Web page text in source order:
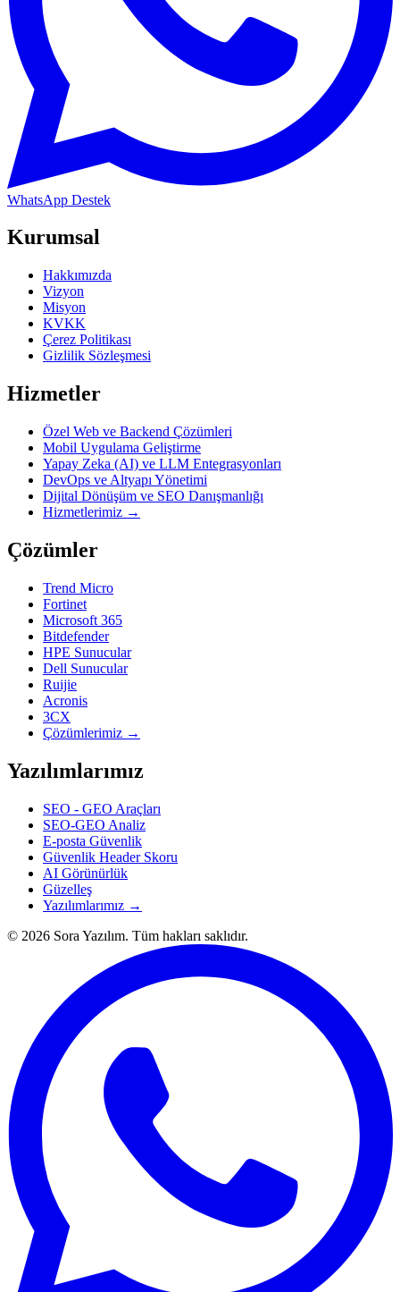
WhatsApp Destek
Kurumsal
Hakkımızda
Vizyon
Misyon
KVKK
Çerez Politikası
Gizlilik Sözleşmesi
Hizmetler
Özel Web ve Backend Çözümleri
Mobil Uygulama Geliştirme
Yapay Zeka (AI) ve LLM Entegrasyonları
DevOps ve Altyapı Yönetimi
Dijital Dönüşüm ve SEO Danışmanlığı
Hizmetlerimiz →
Çözümler
Trend Micro
Fortinet
Microsoft 365
Bitdefender
HPE Sunucular
Dell Sunucular
Ruijie
Acronis
3CX
Çözümlerimiz →
Yazılımlarımız
SEO - GEO Araçları
SEO-GEO Analiz
E-posta Güvenlik
Güvenlik Header Skoru
AI Görünürlük
Güzelleş
Yazılımlarımız →
© 2026 Sora Yazılım. Tüm hakları saklıdır.